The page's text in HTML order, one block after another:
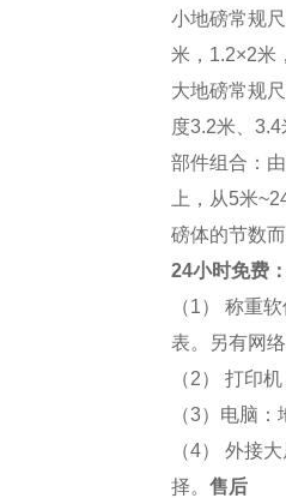
小地磅常规
米，1.2×2米
大地磅常规
度3.2米、
部件组合：
上，从5米
磅体的节数
24小时免费
（1） 称重
表。另有网
（2） 打印
（3）电脑
（4） 外接
择。 售后